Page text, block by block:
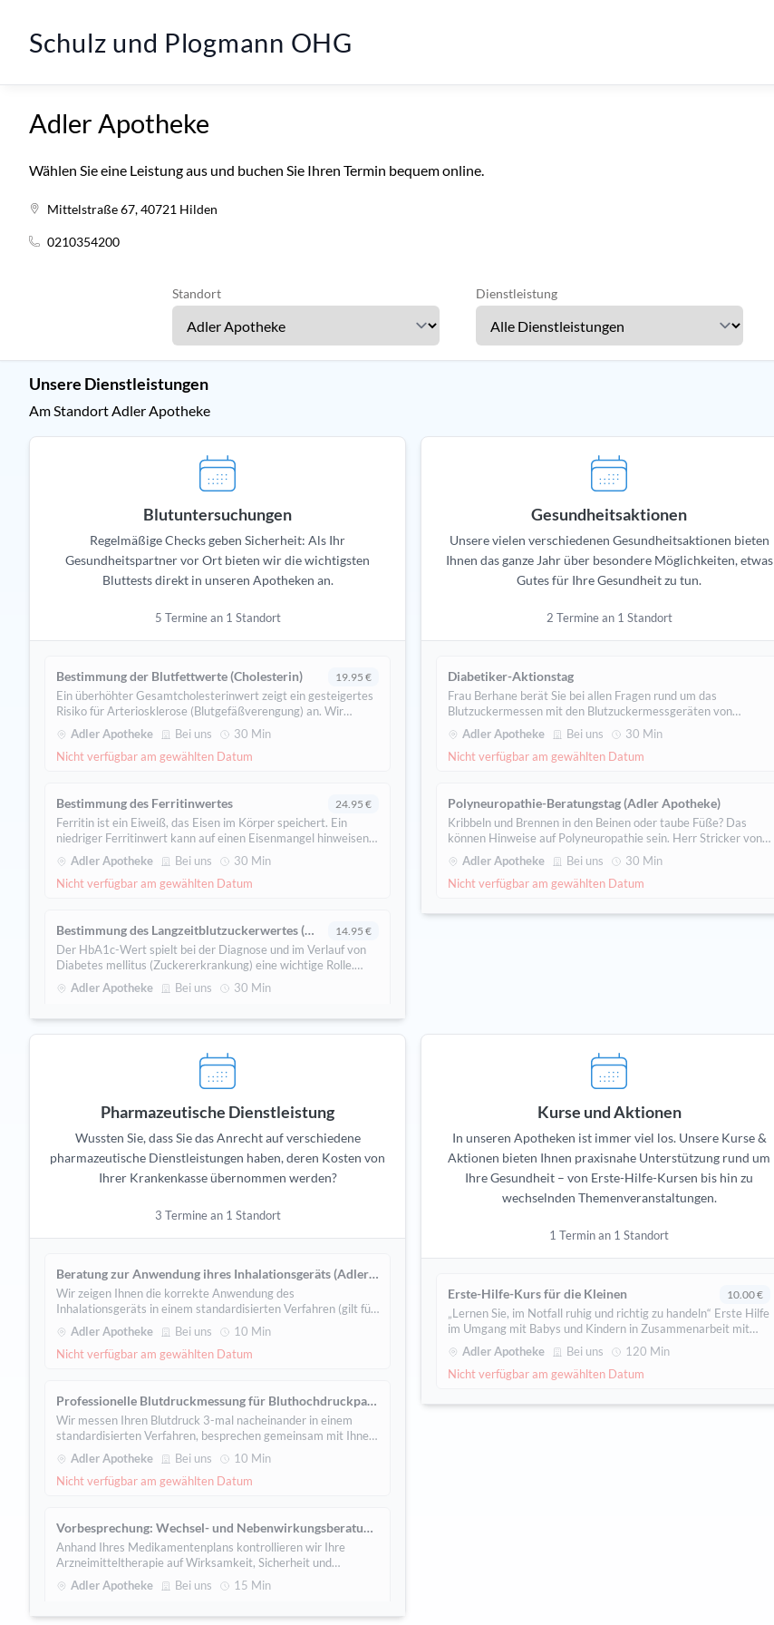
Schulz und Plogmann OHG
Adler Apotheke
Wählen Sie eine Leistung aus und buchen Sie Ihren Termin bequem online.
Mittelstraße 67, 40721 Hilden
0210354200
Standort Dienstleistung
Unsere Dienstleistungen
Am Standort Adler Apotheke
Blutuntersuchungen
Regelmäßige Checks geben Sicherheit: Als Ihr
Gesundheitspartner vor Ort bieten wir die wichtigsten
Bluttests direkt in unseren Apotheken an.
5 Termine an 1 Standort
19.95 €
Bestimmung der Blutfettwerte (Cholesterin)
Ein überhöhter Gesamtcholesterinwert zeigt ein gesteigertes
Risiko für Arteriosklerose (Blutgefäßverengung) an. Wir
weisen folgende Werte aus: Cholesterol, Cholesterol in HDL
und LDL, Triglyceride, Glucose.
Adler Apotheke Bei uns
30 Min
Nicht verfügbar am gewählten Datum
24.95 €
Bestimmung des Ferritinwertes
Ferritin ist ein Eiweiß, das Eisen im Körper speichert. Ein
niedriger Ferritinwert kann auf einen Eisenmangel hinweisen,
der sich beispielsweise durch Müdigkeit, Erschöpfung oder
verminderte Leistungsfähigkeit bemerkbar machen kann.
Adler Apotheke Bei uns
30 Min
Nicht verfügbar am gewählten Datum
14.95 €
Bestimmung des Langzeitblutzuckerwertes (HbA1c)
Der HbA1c-Wert spielt bei der Diagnose und im Verlauf von
Diabetes mellitus (Zuckererkrankung) eine wichtige Rolle.
Dieser Wert zeigt den durchschnittlichen Blutzuckerwert über
die letzten 3 Monate an.
Adler Apotheke Bei uns
30 Min
Bestimmung des Vitamin-D-Spiegels
Vitamin D spielt u.a. eine wichtige Rolle für die
Knochengesundheit. Vitamin-D-Mangel ist in Deutschland
weit verbreitet und kann sich z.B. durch Knochen- oder
Gelenkschmerzen sowie durch andauernde Müdigkeit äußern.
Adler Apotheke Bei uns
30 Min
Nicht verfügbar am gewählten Datum
Bestimmung des aktuellen Blutzuckerwertes
an und gibt damit einen wichtigen Hinweis auf eine mögliche
Adler Apotheke Bei uns
30 Min
Gesundheitsaktionen
Unsere vielen verschiedenen Gesundheitsaktionen bieten
Ihnen das ganze Jahr über besondere Möglichkeiten, etwas
Gutes für Ihre Gesundheit zu tun.
2 Termine an 1 Standort
Diabetiker-Aktionstag
Frau Berhane berät Sie bei allen Fragen rund um das
Blutzuckermessen mit den Blutzuckermessgeräten von
„Roche“ und tauscht bei Bedarf Ihr altes Gerät gegen ein
neues kostenlos aus.
Adler Apotheke Bei uns
30 Min
Nicht verfügbar am gewählten Datum
Polyneuropathie-Beratungstag (Adler Apotheke)
Kribbeln und Brennen in den Beinen oder taube Füße? Das
können Hinweise auf Polyneuropathie sein. Herr Stricker von
der gbo-Medizintechnik ist vor Ort und erklärt Ihnen
unverbindlich und kostenlos die Vorzüge der HiTop-Therapie.
Adler Apotheke Bei uns
30 Min
Nicht verfügbar am gewählten Datum
Pharmazeutische Dienstleistung
Wussten Sie, dass Sie das Anrecht auf verschiedene
pharmazeutische Dienstleistungen haben, deren Kosten von
Ihrer Krankenkasse übernommen werden?
3 Termine an 1 Standort
Beratung zur Anwendung ihres Inhalationsgeräts (Adler Apotheke)
Wir zeigen Ihnen die korrekte Anwendung des
Inhalationsgeräts in einem standardisierten Verfahren (gilt für
Erwachsene und Kinder ab 6 Jahre). Dann führen Sie die
Inhalation unter Anleitung durch, wir besprechen gemeinsam
Ihre Fragen.
Adler Apotheke Bei uns
10 Min
Nicht verfügbar am gewählten Datum
Professionelle Blutdruckmessung für Bluthochdruckpatient/innen (Adler Apotheke)
Wir messen Ihren Blutdruck 3-mal nacheinander in einem
standardisierten Verfahren, besprechen gemeinsam mit Ihnen
die Werte und beraten Sie.
Adler Apotheke Bei uns
10 Min
Nicht verfügbar am gewählten Datum
Vorbesprechung: Wechsel- und Nebenwirkungsberatung ihrer Medikamente (Adler Apotheke)
Anhand Ihres Medikamentenplans kontrollieren wir Ihre
Arzneimitteltherapie auf Wirksamkeit, Sicherheit und
mögliche Neben- und Wechselwirkungen.
Adler Apotheke Bei uns
15 Min
Kurse und Aktionen
In unseren Apotheken ist immer viel los. Unsere Kurse &
Aktionen bieten Ihnen praxisnahe Unterstützung rund um
Ihre Gesundheit – von Erste-Hilfe-Kursen bis hin zu
wechselnden Themenveranstaltungen.
1 Termin an 1 Standort
10.00 €
Erste-Hilfe-Kurs für die Kleinen
„Lernen Sie, im Notfall ruhig und richtig zu handeln“ Erste Hilfe
im Umgang mit Babys und Kindern in Zusammenarbeit mit
den Hildener Maltesern – für Eltern, Großeltern, Tanten,
Onkel und alle Interessierten.
Adler Apotheke Bei uns
120 Min
Nicht verfügbar am gewählten Datum